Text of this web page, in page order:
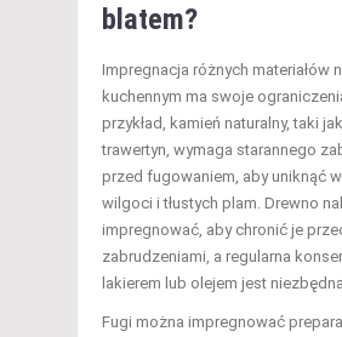
blatem?
Impregnacja różnych materiałów
kuchennym ma swoje
przykład, kamień naturalny, taki
trawertyn, wymaga starannego
przed fugowaniem, aby uniknąć
wilgoci i tłustych plam. Drewno
impregnować, aby chronić je
zabrudzeniami, a regularna
lakierem lub olejem jest niezbędna.
Fugi można impregnować